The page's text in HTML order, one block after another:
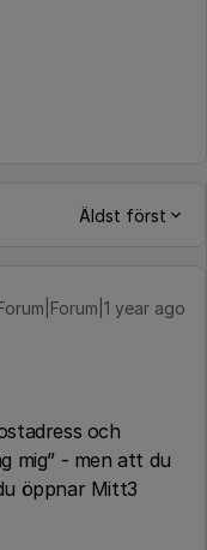
Äldst först
year ago
och
mig” - men att du
öppnar Mitt3